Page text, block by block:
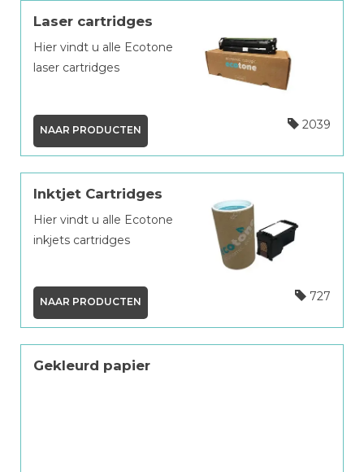
Laser cartridges
Hier vindt u alle Ecotone
laser cartridges
NAAR PRODUCTEN 2039
Inktjet Cartridges
Hier vindt u alle Ecotone
inkjets cartridges
NAAR PRODUCTEN 727
Gekleurd papier